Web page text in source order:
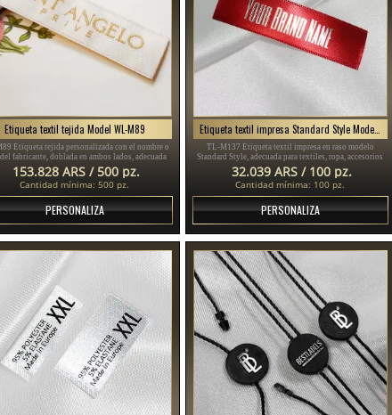
Etiqueta textil tejida Model WL-M89
Etiqueta tejida personalizada con el nombre o
fabricante, doblada en ambos lados, adecuada
para ropa y diversos textiles.
153.828 ARS / 500 pz.
Cantidad mínima: 500 pz.
PERSONALIZA
Etiqueta textil impresa Standard Style Model TL-M137
TL-M137 Etiqueta textil impresa en raso modelo
Standard Style, adecuada para textiles, ropa, accesorios
de vestir y más.
32.039 ARS / 100 pz.
Cantidad mínima: 100 pz.
PERSONALIZA